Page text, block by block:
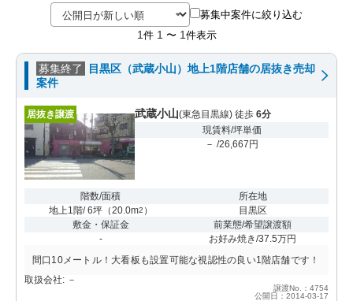
募集中案件に絞り込む
1 件 1 〜 1 件表示
募集終了
目黒区（武蔵小山）地上1階店舗の居抜き売却
案件
居抜き譲渡 武蔵小山(東急目黒線) 徒歩 6分
現賃料/坪単価
－ /26,667円
階数/面積
地上1階/ 6坪（20.0m2 ）
所在地
目黒区
敷金・保証金
-
前業態/希望譲渡額
お好み焼き/37.5万円
間口10メートル！大看板も設置可能な視認性の良い1階店舗です！
取扱会社: －
譲渡No.：4754
公開日：2014-03-17